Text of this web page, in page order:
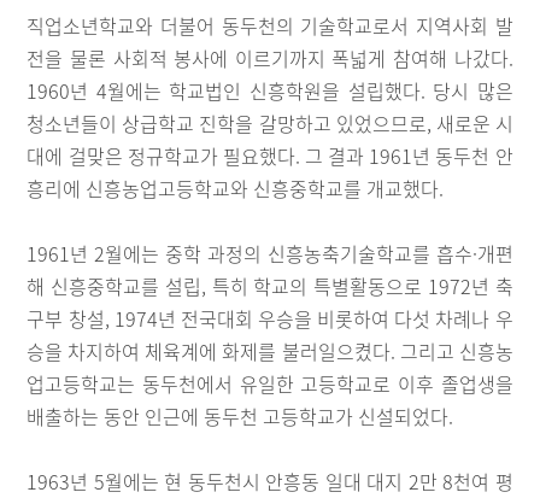
직업소년학교와 더불어 동두천의 기술학교로서 지역사회 발
전을 물론 사회적 봉사에 이르기까지 폭넓게 참여해 나갔다.
1960년 4월에는 학교법인 신흥학원을 설립했다. 당시 많은
청소년들이 상급학교 진학을 갈망하고 있었으므로, 새로운 시
대에 걸맞은 정규학교가 필요했다. 그 결과 1961년 동두천 안
흥리에 신흥농업고등학교와 신흥중학교를 개교했다.
1961년 2월에는 중학 과정의 신흥농축기술학교를 흡수·개편
해 신흥중학교를 설립, 특히 학교의 특별활동으로 1972년 축
구부 창설, 1974년 전국대회 우승을 비롯하여 다섯 차례나 우
승을 차지하여 체육계에 화제를 불러일으켰다. 그리고 신흥농
업고등학교는 동두천에서 유일한 고등학교로 이후 졸업생을
배출하는 동안 인근에 동두천 고등학교가 신설되었다.
1963년 5월에는 현 동두천시 안흥동 일대 대지 2만 8천여 평